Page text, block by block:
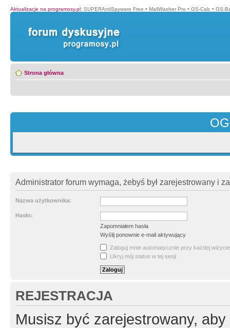
Aktualizacje na programosy.pl: SUPERAntiSpyware Free • MailWasher Pro • GS-Calc • GS-
Strona główna
Administrator forum wymaga, żebyś był zarejestrowany i
Nazwa użytkownika:
Hasło:
Zapomniałem hasła
Wyślij ponownie e-mail aktywujący
Zaloguj mnie automatycznie przy każdej wizycie
Ukryj mój status w tej sesji
REJESTRACJA
Musisz być zarejestrowany,